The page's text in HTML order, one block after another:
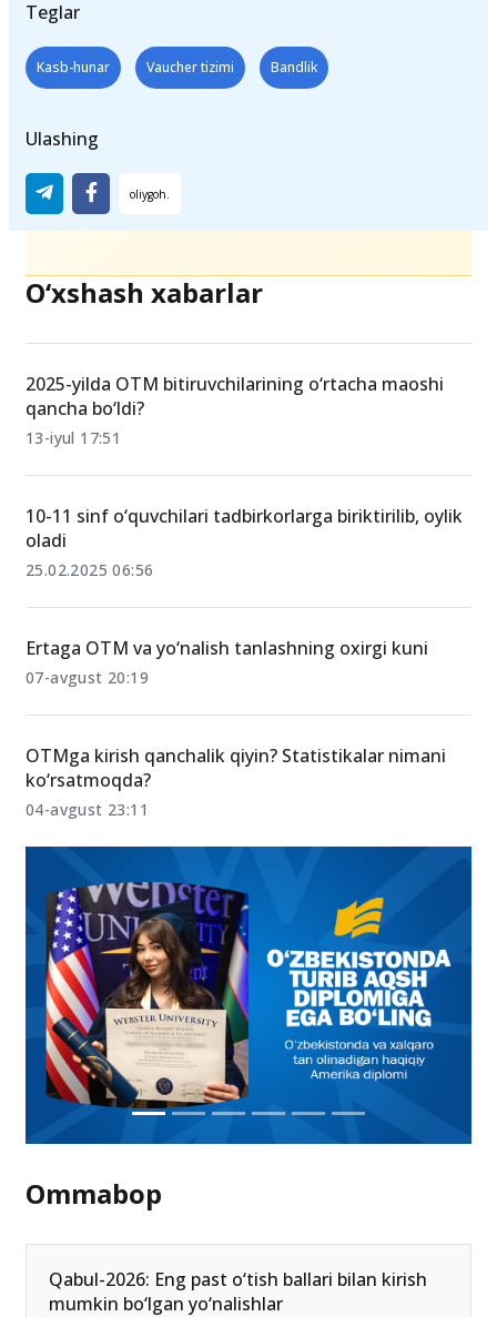
Teglar
Kasb-hunar Vaucher tizimi Bandlik
Ulashing
O‘xshash xabarlar
2025-yilda OTM bitiruvchilarining o‘rtacha maoshi
qancha bo‘ldi?
13-iyul 17:51
10-11 sinf o‘quvchilari tadbirkorlarga biriktirilib, oylik
oladi
25.02.2025 06:56
Ertaga OTM va yo‘nalish tanlashning oxirgi kuni
07-avgust 20:19
OTMga kirish qanchalik qiyin? Statistikalar nimani
ko‘rsatmoqda?
04-avgust 23:11
Ommabop
Qabul-2026: Eng past o‘tish ballari bilan kirish
mumkin bo‘lgan yo‘nalishlar